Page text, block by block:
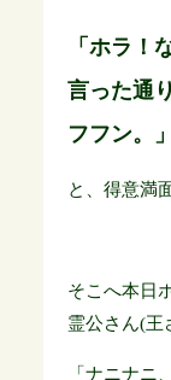
「ホラ！
言った通
フフン。」
と、得意満
そこへ本日
霊公さん(王
「ナニナニ